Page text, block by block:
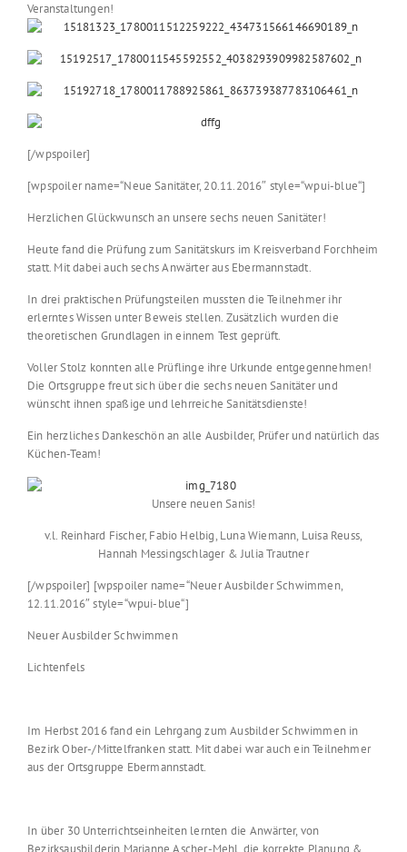
Veranstaltungen!
[/wpspoiler]
[wpspoiler name=“Neue Sanitäter, 20.11.2016″ style=“wpui-blue“]
Herzlichen Glückwunsch an unsere sechs neuen Sanitäter!
Heute fand die Prüfung zum Sanitätskurs im Kreisverband Forchheim
statt. Mit dabei auch sechs Anwärter aus Ebermannstadt.
In drei praktischen Prüfungsteilen mussten die Teilnehmer ihr
erlerntes Wissen unter Beweis stellen. Zusätzlich wurden die
theoretischen Grundlagen in einnem Test geprüft.
Voller Stolz konnten alle Prüflinge ihre Urkunde entgegennehmen!
Die Ortsgruppe freut sich über die sechs neuen Sanitäter und
wünscht ihnen spaßige und lehrreiche Sanitätsdienste!
Ein herzliches Dankeschön an alle Ausbilder, Prüfer und natürlich das
Küchen-Team!
Unsere neuen Sanis!
v.l. Reinhard Fischer, Fabio Helbig, Luna Wiemann, Luisa Reuss,
Hannah Messingschlager & Julia Trautner
[/wpspoiler] [wpspoiler name=“Neuer Ausbilder Schwimmen,
12.11.2016″ style=“wpui-blue“]
Neuer Ausbilder Schwimmen
Lichtenfels
Im Herbst 2016 fand ein Lehrgang zum Ausbilder Schwimmen in
Bezirk Ober-/Mittelfranken statt. Mit dabei war auch ein Teilnehmer
aus der Ortsgruppe Ebermannstadt.
In über 30 Unterrichtseinheiten lernten die Anwärter, von